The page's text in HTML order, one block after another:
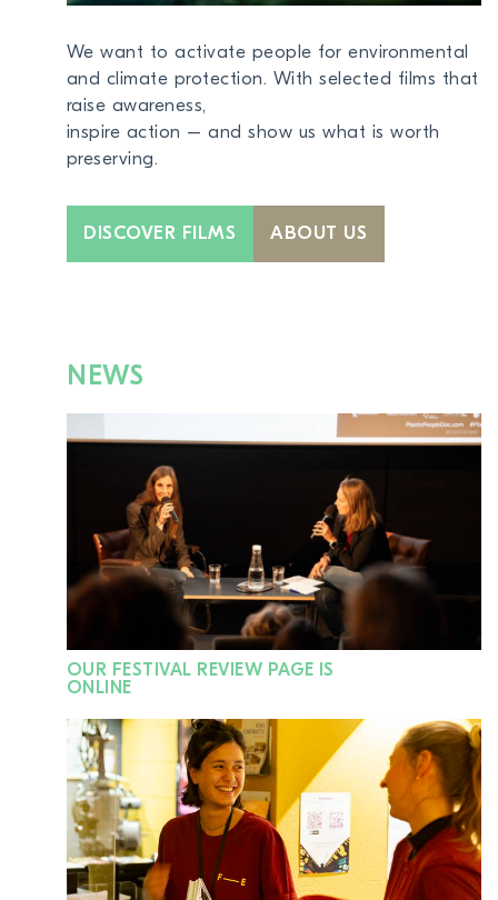
We want to activate people for environmental
and climate protection. With selected films that
raise awareness,
inspire action – and show us what is worth
preserving.
DISCOVER FILMS ABOUT US
NEWS
OUR FESTIVAL REVIEW PAGE IS
ONLINE
DONATE
Newsletter
Partners
Schools